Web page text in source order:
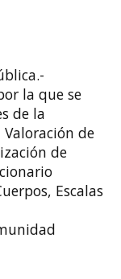
la que se
de la
de
de
Escalas